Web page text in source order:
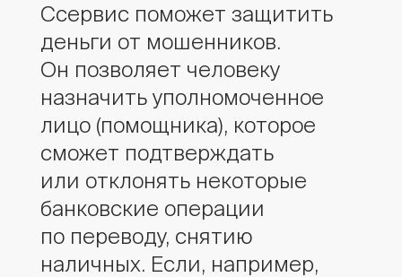
Ccервис поможет защитить
деньги от мошенников.
Он позволяет человеку
назначить уполномоченное
лицо (помощника), которое
сможет подтверждать
или отклонять некоторые
банковские операции
по переводу, снятию
наличных. Если, например,